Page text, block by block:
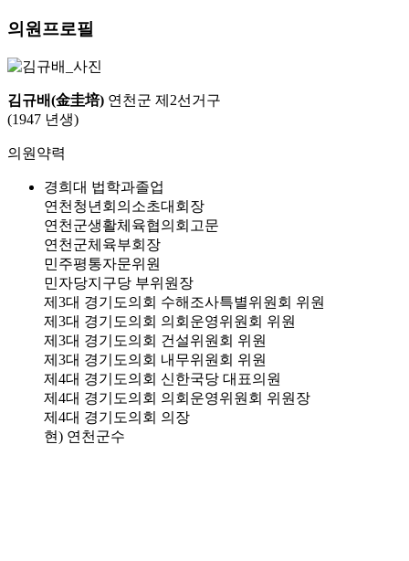
의원프로필
김규배(金圭培) 연천군 제2선거구
(1947 년생)
의원약력
경희대 법학과졸업
연천청년회의소초대회장
연천군생활체육협의회고문
연천군체육부회장
민주평통자문위원
민자당지구당 부위원장
제3대 경기도의회 수해조사특별위원회 위원
제3대 경기도의회 의회운영위원회 위원
제3대 경기도의회 건설위원회 위원
제3대 경기도의회 내무위원회 위원
제4대 경기도의회 신한국당 대표의원
제4대 경기도의회 의회운영위원회 위원장
제4대 경기도의회 의장
현) 연천군수